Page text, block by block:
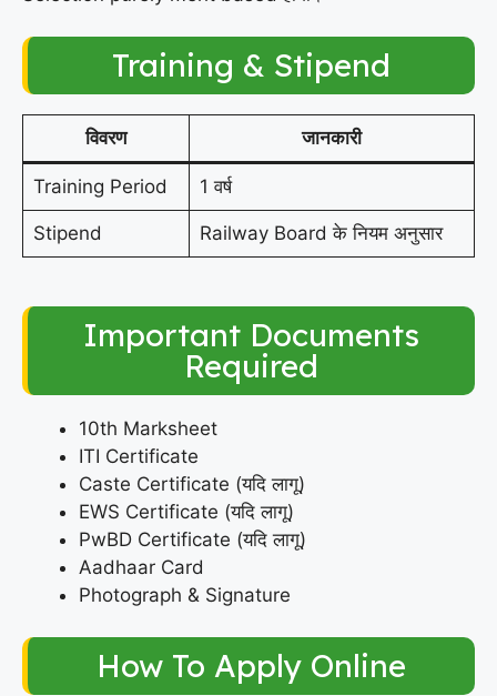
Training & Stipend
विवरण जानकारी
Training Period 1 वर्ष
Stipend Railway Board के नियम अनुसार
Important Documents
Required
10th Marksheet
ITI Certificate
Caste Certificate (यदि लागू)
EWS Certificate (यदि लागू)
PwBD Certificate (यदि लागू)
Aadhaar Card
Photograph & Signature
How To Apply Online